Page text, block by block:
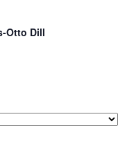
Otto Dill